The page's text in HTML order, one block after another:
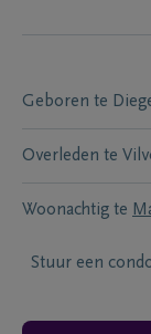
Geboren te
Overleden te
Woonachtig te
Stuur een